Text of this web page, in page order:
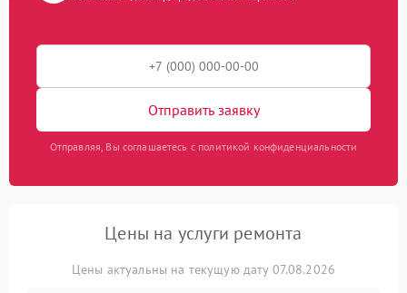
Отправить заявку
Отправляя, Вы соглашаетесь с политикой конфиденциальности
Цены на услуги ремонта
Цены актуальны на текущую дату 07.08.2026